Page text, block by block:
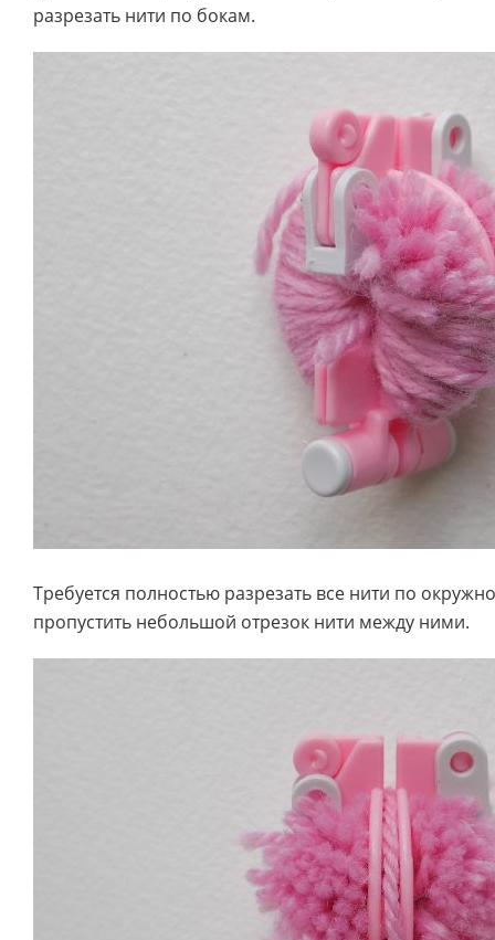
разрезать нити по бокам.
Требуется полностью разрезать все нити по
пропустить небольшой отрезок нити между ними.